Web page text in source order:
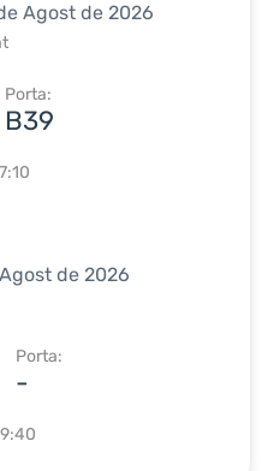
Agost de 2026
Porta:
B39
de 2026
Porta:
-